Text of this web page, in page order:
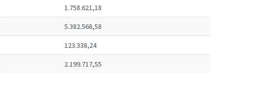
1.758.621,18
5.382.568,58
123.338,24
2.199.717,55